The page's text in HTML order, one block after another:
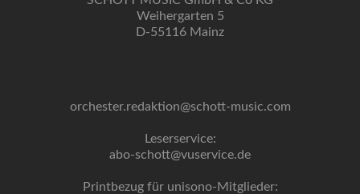
Weihergarten 5
D-55116 Mainz
orchester.redaktion@schott-music.com
Leserservice:
abo-schott@vuservice.de
Printbezug für unisono-Mitglieder: